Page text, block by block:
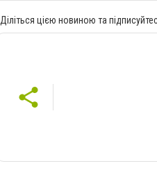
Діліться цією новиною та